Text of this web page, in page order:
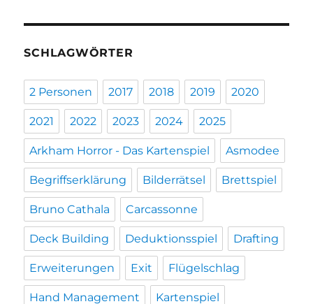
SCHLAGWÖRTER
2 Personen 2017 2018 2019 2020
2021 2022 2023 2024 2025
Arkham Horror - Das Kartenspiel Asmodee
Begriffserklärung Bilderrätsel Brettspiel
Bruno Cathala Carcassonne
Deck Building Deduktionsspiel Drafting
Erweiterungen Exit Flügelschlag
Hand Management Kartenspiel